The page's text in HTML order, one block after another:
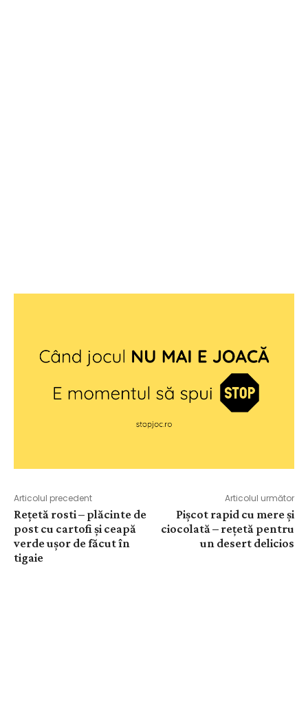
Articolul precedent
Rețetă rosti – plăcinte de
post cu cartofi și ceapă
verde ușor de făcut în
tigaie
Articolul următor
Pișcot rapid cu mere și
ciocolată – rețetă pentru
un desert delicios